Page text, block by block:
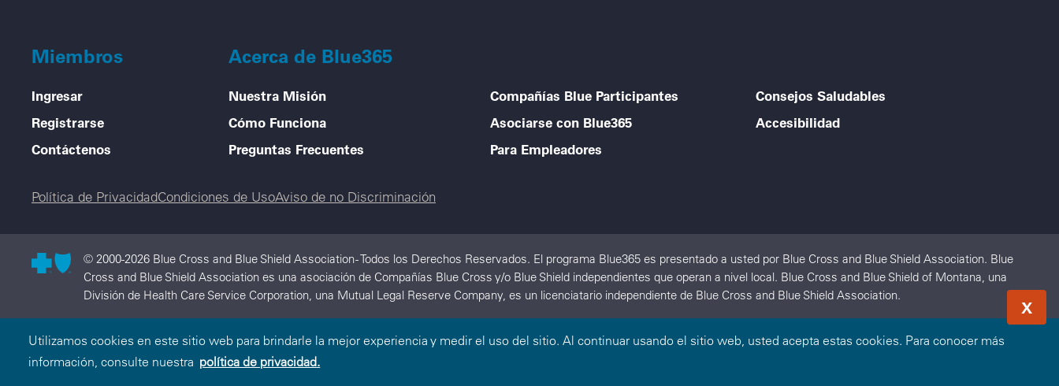
Utilizamos cookies en este sitio web para brindarle la mejor experiencia y medir el uso del sitio. Al continuar usando el sitio web, usted acepta estas cookies. Para conocer más
información, consulte nuestra política de privacidad.
X
Miembros
Ingresar
Registrarse
Contáctenos
Acerca de Blue365
Nuestra Misión
Cómo Funciona
Preguntas Frecuentes
Compañías Blue Participantes
Asociarse con Blue365
Para Empleadores
Consejos Saludables
Accesibilidad
Legal menu
Política de PrivacidadCondiciones de UsoAviso de no Discriminación
© 2000-2026 Blue Cross and Blue Shield Association - Todos los Derechos Reservados. El programa Blue365 es presentado a usted por Blue Cross and Blue Shield Association. Blue
Cross and Blue Shield Association es una asociación de Compañías Blue Cross y/o Blue Shield independientes que operan a nivel local. Blue Cross and Blue Shield of Montana, una
División de Health Care Service Corporation, una Mutual Legal Reserve Company, es un licenciatario independiente de Blue Cross and Blue Shield Association.